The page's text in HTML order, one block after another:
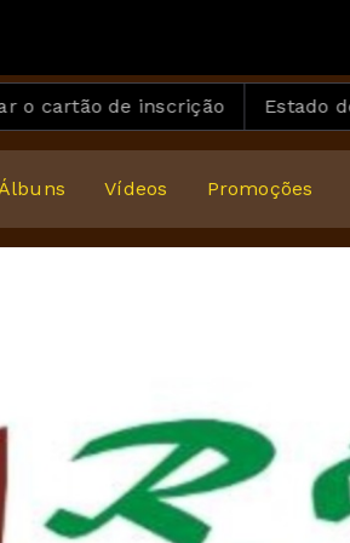
de inscrição Estado de São
Vídeos Promoções